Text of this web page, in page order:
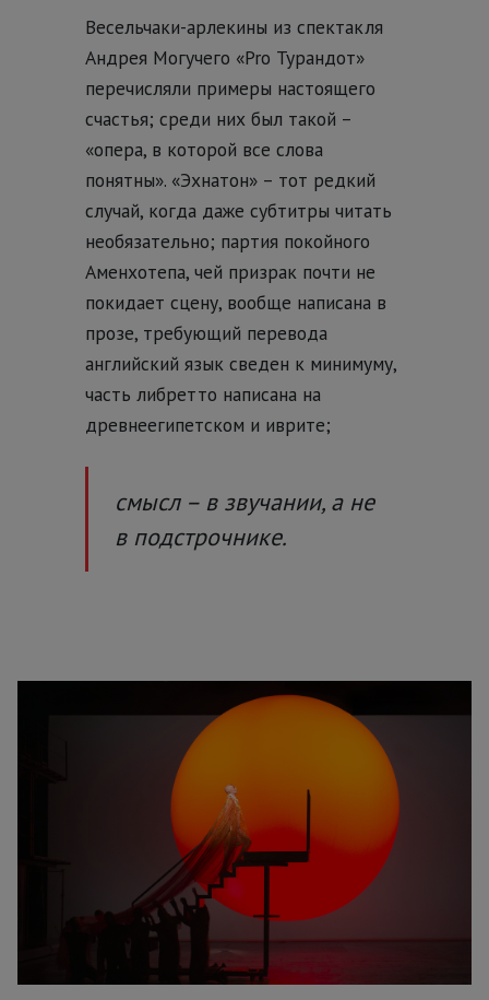
Весельчаки-арлекины из спектакля
Андрея Могучего «Pro Турандот»
перечисляли примеры настоящего
счастья; среди них был такой –
«опера, в которой все слова
понятны». «Эхнатон» – тот редкий
случай, когда даже субтитры читать
необязательно; партия покойного
Аменхотепа, чей призрак почти не
покидает сцену, вообще написана в
прозе, требующий перевода
английский язык сведен к минимуму,
часть либретто написана на
древнеегипетском и иврите;
смысл – в звучании, а не
в подстрочнике.